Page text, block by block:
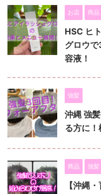
お店 商品
HSC ヒ
グロウ
容液！
強髪
沖縄 強
る方に
商品 強髪
【沖縄